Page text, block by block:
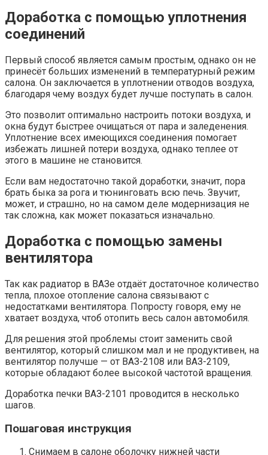
Доработка с помощью уплотнения
соединений
Первый способ является самым простым, однако он не
принесёт больших изменений в температурный режим
салона. Он заключается в уплотнении отводов воздуха,
благодаря чему воздух будет лучше поступать в салон.
Это позволит оптимально настроить потоки воздуха, и
окна будут быстрее очищаться от пара и заледенения.
Уплотнение всех имеющихся соединения помогает
избежать лишней потери воздуха, однако теплее от
этого в машине не становится.
Если вам недостаточно такой доработки, значит, пора
брать быка за рога и тюнинговать всю печь. Звучит,
может, и страшно, но на самом деле модернизация не
так сложна, как может показаться изначально.
Доработка с помощью замены
вентилятора
Так как радиатор в ВАЗе отдаёт достаточное количество
тепла, плохое отопление салона связывают с
недостатками вентилятора. Попросту говоря, ему не
хватает воздуха, чтоб отопить весь салон автомобиля.
Для решения этой проблемы стоит заменить свой
вентилятор, который слишком мал и не продуктивен, на
вентилятор получше — от ВАЗ-2108 или ВАЗ-2109,
которые обладают более высокой частотой вращения.
Доработка печки ВАЗ-2101 проводится в несколько
шагов.
Пошаговая инструкция
Снимаем в салоне оболочку нижней части